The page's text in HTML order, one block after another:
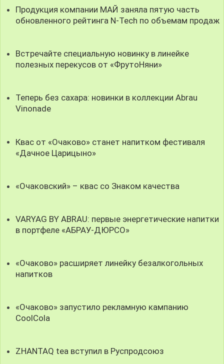
Продукция компании МАЙ заняла пятую часть
обновленного рейтинга N-Tech по объемам продаж
Встречайте специальную новинку в линейке
полезных перекусов от «ФрутоНяни»
Теперь без сахара: новинки в коллекции Abrau
Vinonade
Квас от «Очаково» станет напитком фестиваля
«Дачное Царицыно»
«Очаковский» – квас со Знаком качества
VARYAG BY ABRAU: первые энергетические напитки
в портфеле «АБРАУ-ДЮРСО»
«Очаково» расширяет линейку безалкогольных
напитков
«Очаково» запустило рекламную кампанию
CoolCola
ZHANTAQ tea вступил в Руспродсоюз